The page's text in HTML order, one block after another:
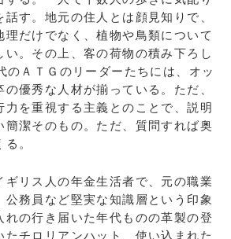
す。地元の住人とは顔見知りで、
理だけでなく、植物や鳥類について
い。その上、客の荷物の積み下ろし
のＡＴＧのリーダーたちには、オッ
優秀な人材が揃っている。ただ、
力を重視する主義とのことで、説明
簡潔そのもの。ただ、質問すれば奥
。
リス人の年金生活者で、元の職業
公務員など堅実な知識層という印象
れの行き届いた年代ものの革製の登
たチロリアンハット、使い込まれた